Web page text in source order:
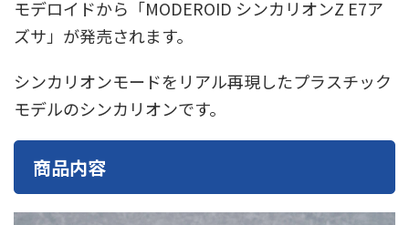
モデロイドから「MODEROID シンカリオンZ E7ア
ズサ」が発売されます。
シンカリオンモードをリアル再現したプラスチック
モデルのシンカリオンです。
商品内容